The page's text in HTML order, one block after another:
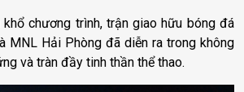
khổ chương trình, trận giao hữu bóng đá
MNL Hải Phòng đã diễn ra trong không
và tràn đầy tinh thần thể thao.